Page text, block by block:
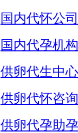
国内代怀公司
国内代孕机构
供卵代生中心
供卵代怀咨询
供卵代孕助孕